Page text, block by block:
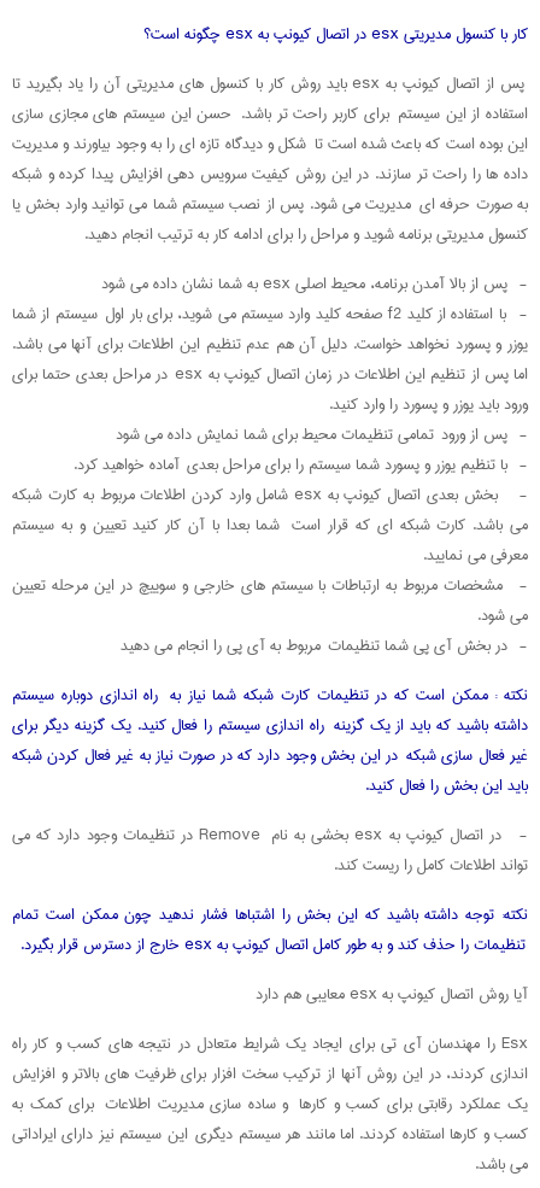
کار با کنسول مدیریتی esx در اتصال کیونپ به esx چگونه است؟
پس از اتصال کیونپ به esx باید روش کار با کنسول های مدیریتی آن را یاد بگیرید تا
استفاده از این سیستم برای کاربر راحت تر باشد. حسن این سیستم های مجازی سازی
این بوده است که باعث شده است تا شکل و دیدگاه تازه ای را به وجود بیاورند و مدیریت
داده ها را راحت تر سازند. در این روش کیفیت سرویس دهی افزایش پیدا کرده و شبکه
به صورت حرفه ای مدیریت می شود. پس از نصب سیستم شما می توانید وارد بخش یا
کنسول مدیریتی برنامه شوید و مراحل را برای ادامه کار به ترتیب انجام دهید.
- پس از بالا آمدن برنامه، محیط اصلی esx به شما نشان داده می شود
- با استفاده از کلید f2 صفحه کلید وارد سیستم می شوید، برای بار اول سیستم از شما
یوزر و پسورد نخواهد خواست. دلیل آن هم عدم تنظیم این اطلاعات برای آنها می باشد.
اما پس از تنظیم این اطلاعات در زمان اتصال کیونپ به esx در مراحل بعدی حتما برای
ورود باید یوزر و پسورد را وارد کنید.
- پس از ورود تمامی تنظیمات محیط برای شما نمایش داده می شود
- با تنظیم یوزر و پسورد شما سیستم را برای مراحل بعدی آماده خواهید کرد.
- بخش بعدی اتصال کیونپ به esx شامل وارد کردن اطلاعات مربوط به کارت شبکه
می باشد. کارت شبکه ای که قرار است شما بعدا با آن کار کنید تعیین و به سیستم
معرفی می نمایید.
- مشخصات مربوط به ارتباطات با سیستم های خارجی و سوییچ در این مرحله تعیین
می شود.
- در بخش آی پی شما تنظیمات مربوط به آی پی را انجام می دهید
نکته : ممکن است که در تنظیمات کارت شبکه شما نیاز به راه اندازی دوباره سیستم
داشته باشید که باید از یک گزینه راه اندازی سیستم را فعال کنید. یک گزینه دیگر برای
غیر فعال سازی شبکه در این بخش وجود دارد که در صورت نیاز به غیر فعال کردن شبکه
باید این بخش را فعال کنید.
- در اتصال کیونپ به esx بخشی به نام Remove در تنظیمات وجود دارد که می
تواند اطلاعات کامل را ریست کند.
نکته: توجه داشته باشید که این بخش را اشتباها فشار ندهید چون ممکن است تمام
تنظیمات را حذف کند و به طور کامل اتصال کیونپ به esx خارج از دسترس قرار بگیرد.
آیا روش اتصال کیونپ به esx معایبی هم دارد
Esx را مهندسان آی تی برای ایجاد یک شرایط متعادل در نتیجه های کسب و کار راه
اندازی کردند، در این روش آنها از ترکیب سخت افزار برای ظرفیت های بالاتر و افزایش
یک عملکرد رقابتی برای کسب و کارها و ساده سازی مدیریت اطلاعات برای کمک به
کسب و کارها استفاده کردند. اما مانند هر سیستم دیگری این سیستم نیز دارای ایراداتی
می باشد.